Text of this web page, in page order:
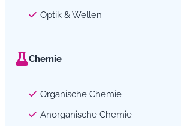
Optik & Wellen
Chemie
Organische Chemie
Anorganische Chemie